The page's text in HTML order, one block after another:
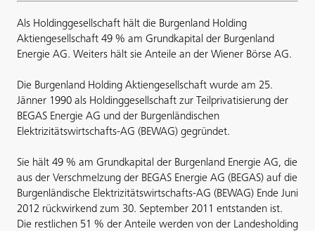
Als Holdinggesellschaft hält die Burgenland Holding
Aktiengesellschaft 49 % am Grundkapital der Burgenland
Energie AG. Weiters hält sie Anteile an der Wiener Börse AG.
Die Burgenland Holding Aktiengesellschaft wurde am 25.
Jänner 1990 als Holdinggesellschaft zur Teilprivatisierung der
BEGAS Energie AG und der Burgenländischen
Elektrizitätswirtschafts-AG (BEWAG) gegründet.
Sie hält 49 % am Grundkapital der Burgenland Energie AG, die
aus der Verschmelzung der BEGAS Energie AG (BEGAS) auf die
Burgenländische Elektrizitätswirtschafts-AG (BEWAG) Ende Juni
2012 rückwirkend zum 30. September 2011 entstanden ist.
Die restlichen 51 % der Anteile werden von der Landesholding